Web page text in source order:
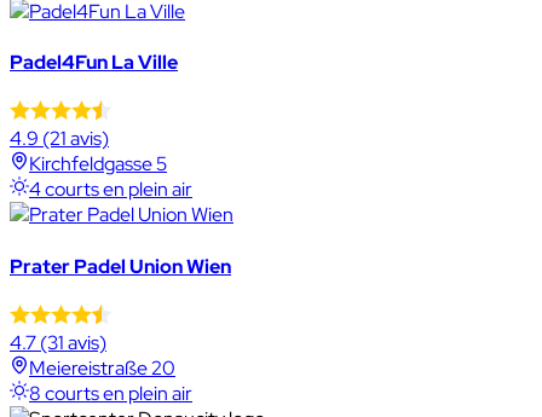
Padel4Fun La Ville
4.9 (21 avis)
Kirchfeldgasse 5
4 courts en plein air
Prater Padel Union Wien
4.7(31 avis)
Meiereistraße 20
8 courts en plein air